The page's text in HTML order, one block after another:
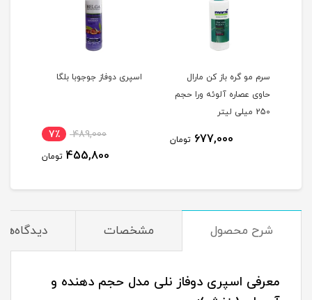
سرم مو گره باز کن مارال
حاوی عصاره آلوئه ورا حجم
250 میلی لیتر
677,000 تومان
اسپری دوفاز جوجوبا بلگا
489,000 7٪
455,800 تومان
شرح محصول مشخصات دیدگاه‌ها
معرفی اسپری دوفاز نلی مدل حجم دهنده و